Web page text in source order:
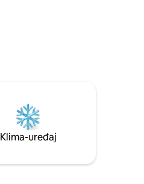
Klima-uređaj